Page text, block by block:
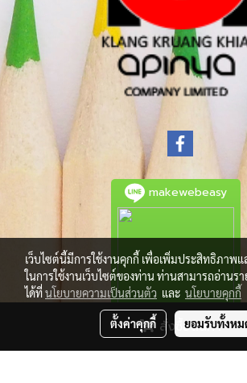
สั่งซื้อสินค้า
makewebeasy
เว็บไซต์นี้มีการใช้งานคุกกี้ เพื่อเพิ่มประสิทธิภาพ
ในการใช้งานเว็บไซต์ของท่าน ท่านสามารถอ่านร
ได้ที่นโยบายความเป็นส่วนตัว และ นโยบายคุกกี้
ตั้งค่าคุกกี้ ยอมรับทั้งหม